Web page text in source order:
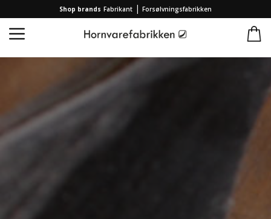
Shop brands Fabrikant | Forsølvningsfabrikken
Produkte / Schmuck / Armband